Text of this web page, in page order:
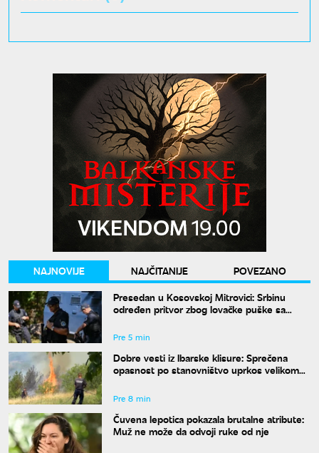
NAJNOVIJE NAJČITANIJE
POVEZANO
Presedan u Kosovskoj Mitrovici: Srbinu
određen pritvor zbog lovačke puške sa
Pre 5 min
Dobre vesti iz Ibarske klisure: Sprečena
opasnost po stanovništvo uprkos velikom
Pre 8 min
Čuvena lepotica pokazala brutalne atribute:
Muž ne može da odvoji ruke od nje